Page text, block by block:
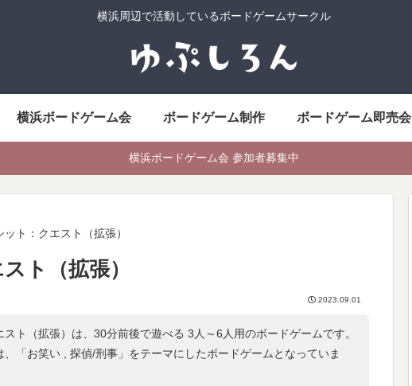
横浜周辺で活動しているボードゲームサークル
横浜ボードゲーム会 ボードゲーム制作 ボードゲーム即売会
横浜ボードゲーム会 参加者募集中
ット：クエスト（拡張）
ト（拡張）
2023.09.01
ト（拡張）は、30分前後で遊べる 3人～6人用のボードゲームです。
、「お笑い , 探偵/刑事 」をテーマにしたボードゲームとなっていま